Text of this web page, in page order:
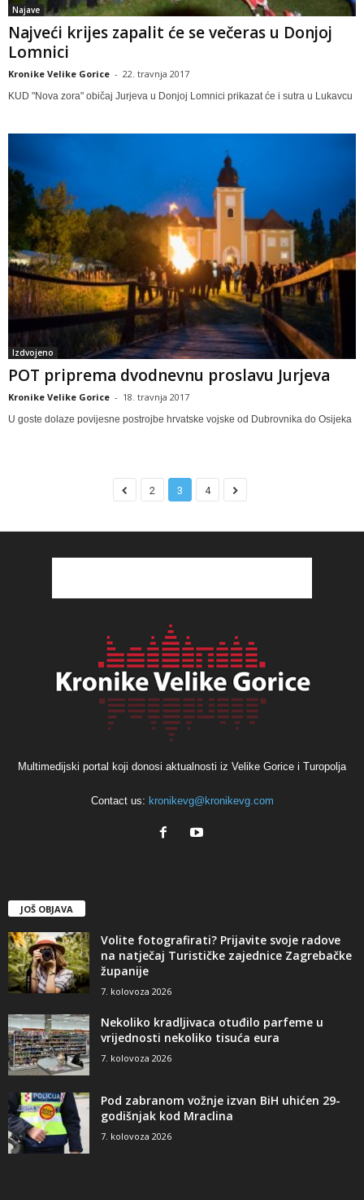
Najave
Najveći krijes zapalit će se večeras u Donjoj
Lomnici
Kronike Velike Gorice - 22. travnja 2017
KUD "Nova zora" običaj Jurjeva u Donjoj Lomnici prikazat će i sutra u Lukavcu
Izdvojeno
POT priprema dvodnevnu proslavu Jurjeva
Kronike Velike Gorice - 18. travnja 2017
U goste dolaze povijesne postrojbe hrvatske vojske od Dubrovnika do Osijeka
2 3 4
Multimedijski portal koji donosi aktualnosti iz Velike Gorice i Turopolja
Contact us: kronikevg@kronikevg.com
JOŠ OBJAVA
Volite fotografirati? Prijavite svoje radove
na natječaj Turističke zajednice Zagrebačke
županije
7. kolovoza 2026
Nekoliko kradljivaca otuđilo parfeme u
vrijednosti nekoliko tisuća eura
7. kolovoza 2026
Pod zabranom vožnje izvan BiH uhićen 29-
godišnjak kod Mraclina
7. kolovoza 2026